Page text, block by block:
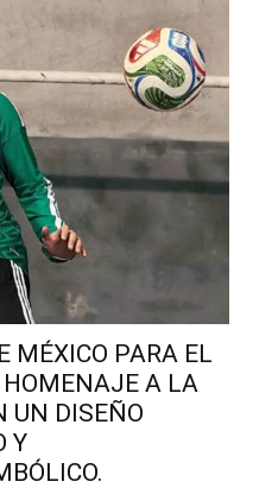
MÉXICO PARA EL
A LA
UN DISEÑO
Y